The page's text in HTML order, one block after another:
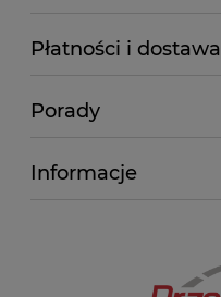
Płatności i dostawa
Porady
Informacje